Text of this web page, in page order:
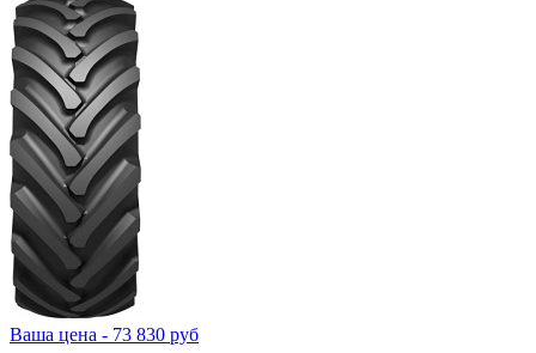
Ваша цена - 73 830 руб